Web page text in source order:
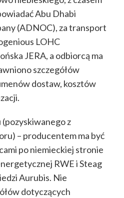
Abu Dhabi
(ADNOC), za transport
LOHC
JERA, a odbiorcą ma
szczegółów
dostaw, kosztów
z
– producentem ma być
po niemieckiej stronie
RWE i Steag
Aurubis. Nie
dotyczących